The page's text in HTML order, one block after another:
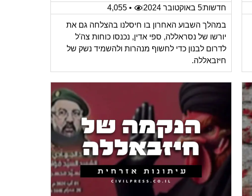
חדשות5 באוקטובר 2024 • 4,055
במהלך השבוע האחרון בו חיסלנו בהצלחה גם את
יורשו של נסראללה, ספי אדין, נכנסו כוחות צה'ל
לדרום לבנון כדי לחשוף מנהרות ולהשמיד נשק של
חיזבאללה.